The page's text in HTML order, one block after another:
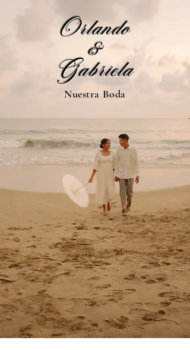
Orlando
&
Gabriela
Nuestra Boda